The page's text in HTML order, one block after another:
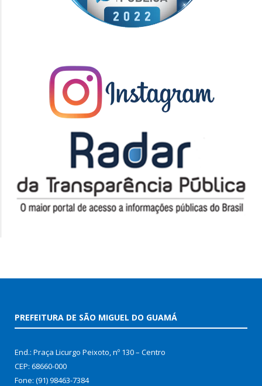
PREFEITURA DE SÃO MIGUEL DO GUAMÁ
End.: Praça Licurgo Peixoto, nº 130 – Centro
CEP: 68660-000
Fone: (91) 98463-7384